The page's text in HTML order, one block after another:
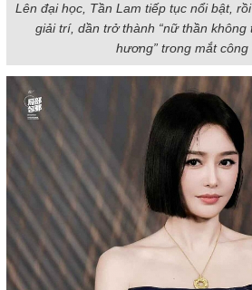
Lên đại học, Tần Lam tiếp tục nổi bật,
giải trí, dần trở thành “nữ thần không
hương” trong mắt công